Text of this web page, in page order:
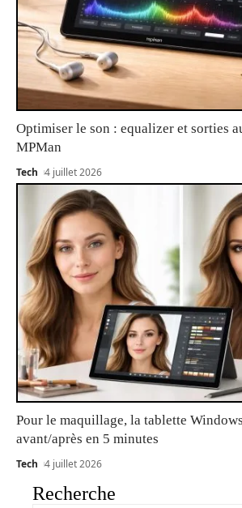
Optimiser le son : equalizer et sorties
MPMan
Tech 4 juillet 2026
Pour le maquillage, la tablette
avant/après en 5 minutes
Tech 4 juillet 2026
Recherche